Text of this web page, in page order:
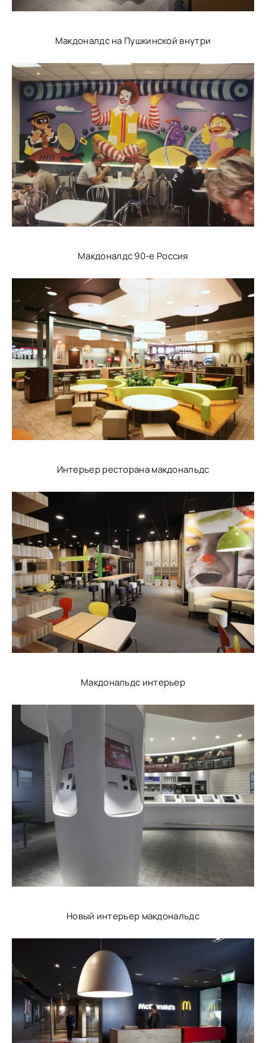
Макдоналдс на Пушкинской внутри
Макдоналдс 90-е Россия
Интерьер ресторана макдональдс
Макдональдс интерьер
Новый интерьер макдональдс